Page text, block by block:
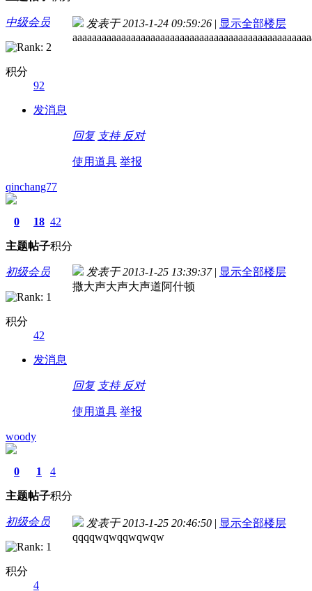
中级会员
积分
92
发消息
发表于 2013-1-24 09:59:26 | 显示全部楼层
回复 支持 反对
使用道具 举报
qinchang77
0
主题
18
帖子
42
积分
初级会员
积分
42
发消息
发表于 2013-1-25 13:39:37 | 显示全部楼层
撒大声大声大声道阿什顿
回复 支持 反对
使用道具 举报
woody
0
主题
1
帖子
4
积分
初级会员
积分
4
发表于 2013-1-25 20:46:50 | 显示全部楼层
qqqqwqwqqwqwqw